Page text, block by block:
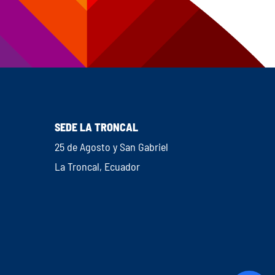
SEDE LA TRONCAL
25 de Agosto y San Gabriel
La Troncal, Ecuador